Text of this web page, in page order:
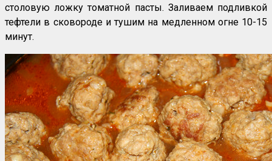
столовую ложку томатной пасты. Заливаем подливкой
тефтели в сковороде и тушим на медленном огне 10-15
минут.